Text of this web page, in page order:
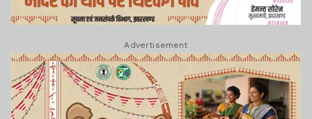
Advertisement